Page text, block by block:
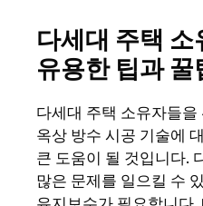
다세대 주택
유용한 팁과 꿀
다세대 주택 소유자들
옥상 방수 시공 기술에
큰 도움이 될 것입니다.
많은 문제를 일으킬 수